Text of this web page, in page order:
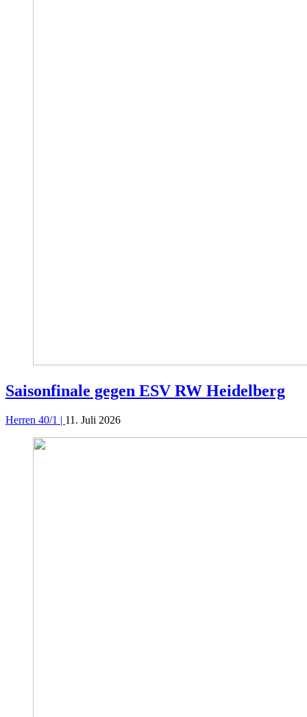
Saisonfinale gegen ESV RW Heidelberg
Herren 40/1 | 11. Juli 2026